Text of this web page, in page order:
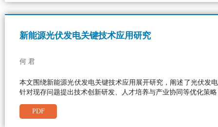
新能源光伏发电关键技术应用研究
何 君
本文围绕新能源光伏发电关键技术应用展开研究，阐述了光伏发
针对现存问题提出技术创新研发、人才培养与产业协同等优化策
PDF